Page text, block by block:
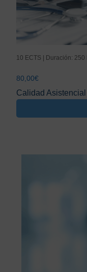
10 ECTS | Duración: 250
80,00€
Calidad